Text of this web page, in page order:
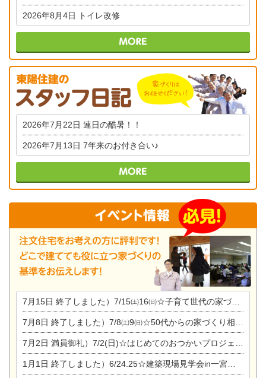
2026年8月4日 トイレ改修
2026年7月22日 連日の酷暑！！
2026年7月13日 7年来のお付き合い♪
7月15日 終了しました）7/15㈯16㈰☆子育て世代の家づくり相談会
7月8日 終了しました）7/8㈯9㈰☆50代からの家づくり相談会
7月2日 満員御礼）7/2(日)☆はじめてのおつかいプロジェクト
1月1日 終了しました）6/24.25☆建築現場見学会in一宮市木曽川町